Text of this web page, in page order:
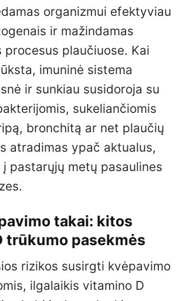
organizmui efektyviau
ir mažindamas
procesus plaučiuose. Kai
imuninė sistema
ir sunkiau susidoroja su
sukeliančiomis
bronchitą ar net plaučių
atradimas ypač aktualus,
pastarųjų metų pasaulines
takai: kitos
trūkumo pasekmės
rizikos susirgti kvėpavimo
ilgalaikis vitamino D